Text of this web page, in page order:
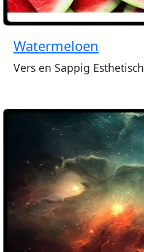
Watermeloen
Vers en Sappig Esthetisch